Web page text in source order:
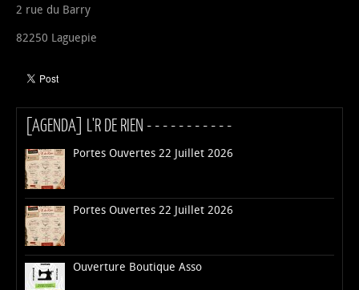
2 rue du Barry
82250 Laguepie
[AGENDA] L'R DE RIEN - - - - - - - - - - -
Portes Ouvertes 22 Juillet 2026
Portes Ouvertes 22 Juillet 2026
Ouverture Boutique Asso